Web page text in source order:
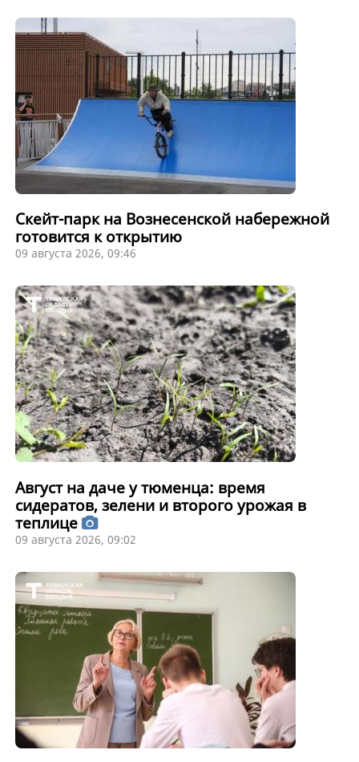
Скейт-парк на Вознесенской набережной
готовится к открытию
09 августа 2026, 09:46
Август на даче у тюменца: время
сидератов, зелени и второго урожая в
теплице
09 августа 2026, 09:02